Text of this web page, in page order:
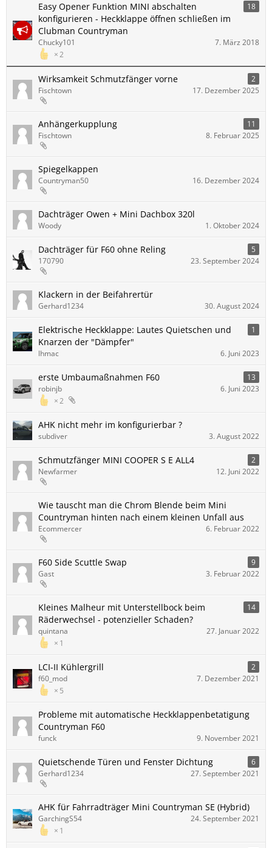
Easy Opener Funktion MINI abschalten
konfigurieren - Heckklappe öffnen schließen im
Clubman Countryman
18
2
Chucky101 7. März 2018
Wirksamkeit Schmutzfänger vorne
2
Fischtown
17. Dezember 2025
Anhängerkupplung
11
Fischtown
8. Februar 2025
Spiegelkappen
Countryman50 16. Dezember 2024
Dachträger Owen + Mini Dachbox 320l
Woody 1. Oktober 2024
Dachträger für F60 ohne Reling
5
170790
23. September 2024
Klackern in der Beifahrertür
Gerhard1234 30. August 2024
Elektrische Heckklappe: Lautes Quietschen und
Knarzen der "Dämpfer"
1
lhmac 6. Juni 2023
erste Umbaumaßnahmen F60 13
2
robinjb 6. Juni 2023
AHK nicht mehr im konfigurierbar ?
subdiver 3. August 2022
Schmutzfänger MINI COOPER S E ALL4
2
Newfarmer
12. Juni 2022
Wie tauscht man die Chrom Blende beim Mini
Countryman hinten nach einem kleinen Unfall aus
Ecommercer 6. Februar 2022
F60 Side Scuttle Swap
9
Gast
3. Februar 2022
Kleines Malheur mit Unterstellbock beim
Räderwechsel - potenzieller Schaden?
14
1
quintana 27. Januar 2022
LCI-II Kühlergrill 2
5
f60_mod 7. Dezember 2021
Probleme mit automatische Heckklappenbetatigung
Countryman F60
funck 9. November 2021
Quietschende Türen und Fenster Dichtung
6
Gerhard1234
27. September 2021
AHK für Fahrradträger Mini Countryman SE (Hybrid)
1
GarchingS54 24. September 2021